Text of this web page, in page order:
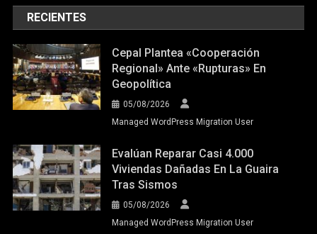
RECIENTES
Cepal Plantea «cooperación
Regional» Ante «rupturas» En
Geopolítica
05/08/2026
Managed WordPress Migration User
Evalúan Reparar Casi 4.000
Viviendas Dañadas En La Guaira
Tras Sismos
05/08/2026
Managed WordPress Migration User